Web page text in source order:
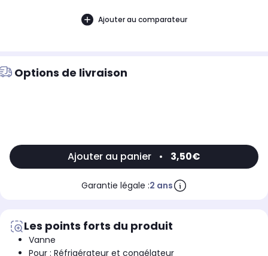
Ajouter au comparateur
Options de livraison
Ajouter au panier • 3,50€
Garantie légale :2 ans
Les points forts du produit
Vanne
Pour : Réfrigérateur et congélateur